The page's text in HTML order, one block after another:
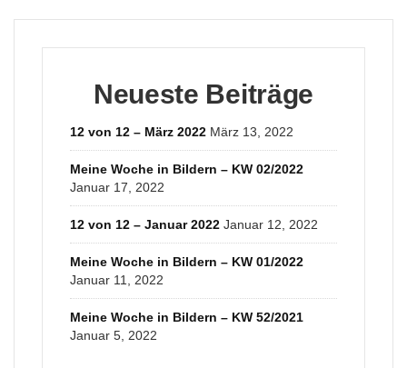
Neueste Beiträge
12 von 12 – März 2022 März 13, 2022
Meine Woche in Bildern – KW 02/2022
Januar 17, 2022
12 von 12 – Januar 2022 Januar 12, 2022
Meine Woche in Bildern – KW 01/2022
Januar 11, 2022
Meine Woche in Bildern – KW 52/2021
Januar 5, 2022